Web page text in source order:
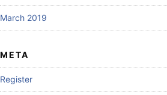
March 2019
META
Register